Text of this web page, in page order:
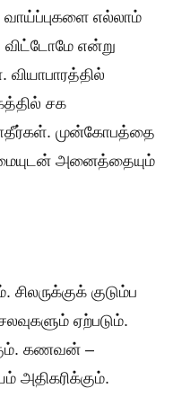
எல்லாம்
விட்டோமே என்று
சக
முன்கோபத்தை
அனைத்தையும்
சிலருக்குக் குடும்ப
ஏற்படும்.
கணவன் –
அதிகரிக்கும்.